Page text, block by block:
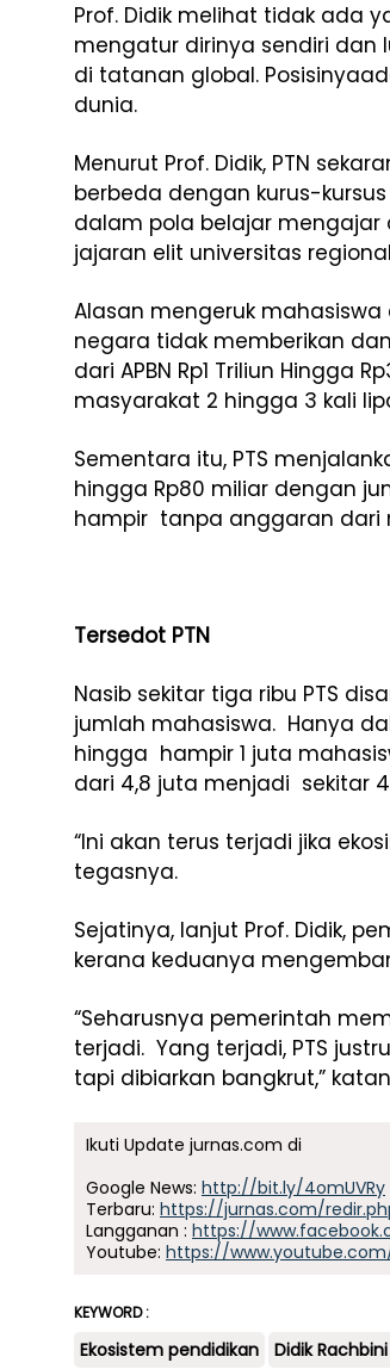
Prof. Didik melihat tidak ada
mengatur dirinya sendiri dan
di tatanan global.
dunia.
Menurut Prof. Didik, PTN
berbeda dengan kurus-
dalam pola belajar mengajar
jajaran elit universitas
Alasan mengeruk
negara tidak memberikan
dari APBN Rp1 Triliun Hingga
masyarakat 2 hingga 3 kali
Sementara itu, PTS
hingga Rp80 miliar dengan
hampir tanpa anggaran dari
Tersedot PTN
Nasib sekitar tiga ribu PTS
jumlah mahasiswa. Hanya
hingga hampir 1 juta
dari 4,8 juta menjadi sekitar
“Ini akan terus terjadi jika
tegasnya.
Sejatinya, lanjut Prof. Didik,
kerana keduanya
“Seharusnya pemerintah
terjadi. Yang terjadi, PTS
tapi dibiarkan bangkrut,”
Ikuti Update jurnas.com di
Google News: http://bit.ly/4omUVRy
Terbaru: https://jurnas.com/
Langganan : https://
Youtube: https://
KEYWORD :
Ekosistem pendidikan Didik Rachbini